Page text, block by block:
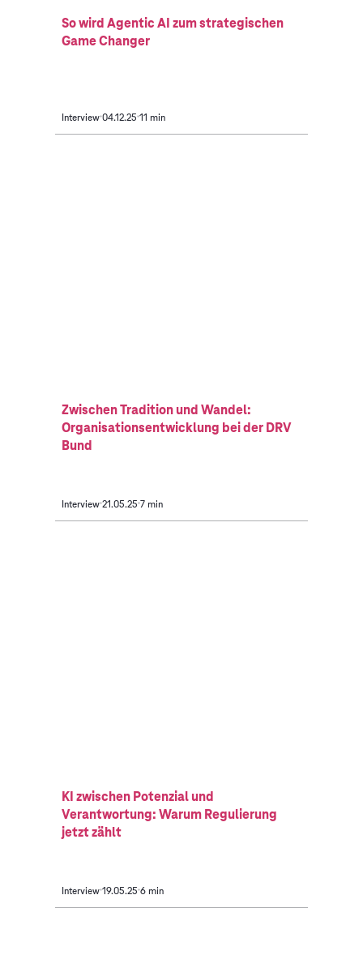
So wird Agentic AI zum strategischen
Game Changer
Interview 04.12.25 11 min
Zwischen Tradition und Wandel:
Organisationsentwicklung bei der DRV
Bund
Interview 21.05.25 7 min
KI zwischen Potenzial und
Verantwortung: Warum Regulierung
jetzt zählt
Interview 19.05.25 6 min